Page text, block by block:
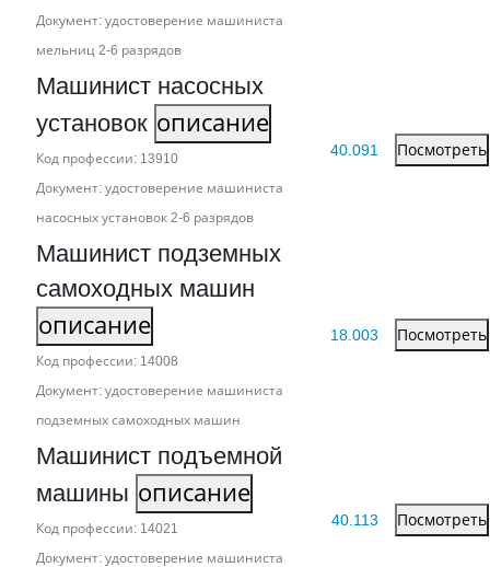
Документ: удостоверение машиниста
мельниц 2‑6 разрядов
Машинист насосных
установок описание
Код профессии: 13910
Документ: удостоверение машиниста
насосных установок 2‑6 разрядов
40.091 Посмотреть
Машинист подземных
самоходных машин
описание
Код профессии: 14008
Документ: удостоверение машиниста
подземных самоходных машин
18.003 Посмотреть
Машинист подъемной
машины описание
Код профессии: 14021
Документ: удостоверение машиниста
40.113 Посмотреть